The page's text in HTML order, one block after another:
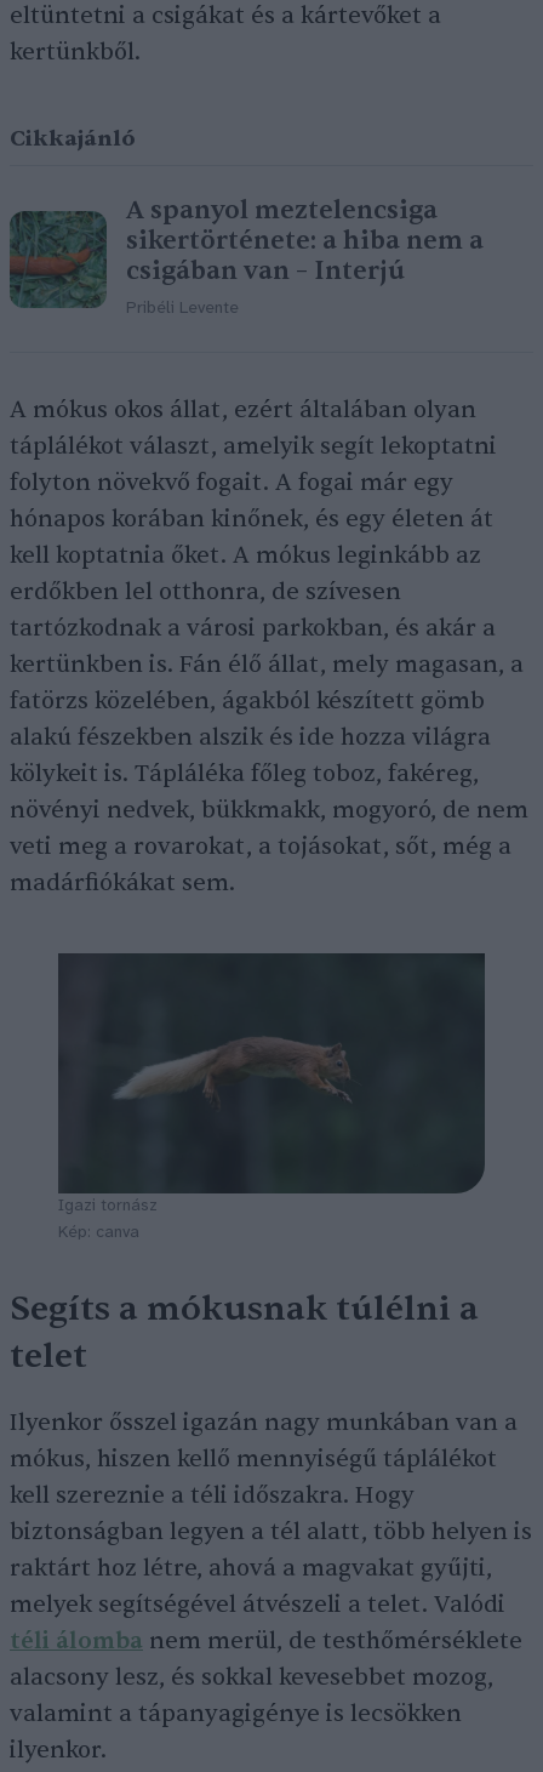
eltüntetni a csigákat és a kártevőket a
kertünkből.
Cikkajánló
A spanyol meztelencsiga
sikertörténete: a hiba nem a
csigában van – Interjú
Pribéli Levente
A mókus okos állat, ezért általában olyan
táplálékot választ, amelyik segít lekoptatni
folyton növekvő fogait. A fogai már egy
hónapos korában kinőnek, és egy életen át
kell koptatnia őket. A mókus leginkább az
erdőkben lel otthonra, de szívesen
tartózkodnak a városi parkokban, és akár a
kertünkben is. Fán élő állat, mely magasan, a
fatörzs közelében, ágakból készített gömb
alakú fészekben alszik és ide hozza világra
kölykeit is. Tápláléka főleg toboz, fakéreg,
növényi nedvek, bükkmakk, mogyoró, de nem
veti meg a rovarokat, a tojásokat, sőt, még a
madárfiókákat sem.
Igazi tornász
Kép: canva
Segíts a mókusnak túlélni a
telet
Ilyenkor ősszel igazán nagy munkában van a
mókus, hiszen kellő mennyiségű táplálékot
kell szereznie a téli időszakra. Hogy
biztonságban legyen a tél alatt, több helyen is
raktárt hoz létre, ahová a magvakat gyűjti,
melyek segítségével átvészeli a telet. Valódi
téli álomba nem merül, de testhőmérséklete
alacsony lesz, és sokkal kevesebbet mozog,
valamint a tápanyagigénye is lecsökken
ilyenkor.